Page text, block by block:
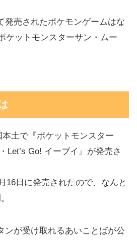
発売されたポケモンゲームはな
ケットモンスターサン・ムー
土で『ポケットモンスター
Let’s Go! イーブイ』が発売さ
16日に発売されたので、なんと
ンが受け取れるあいことばが公